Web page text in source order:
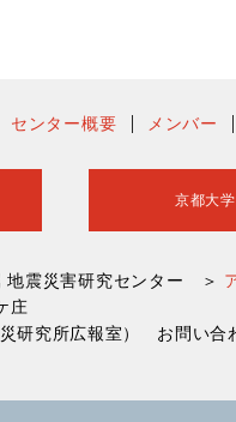
センター概要 メンバー
京都大学
地震災害研究センター ＞
庄
研究所広報室） お問い合